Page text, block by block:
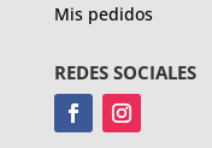
Mis pedidos
REDES SOCIALES